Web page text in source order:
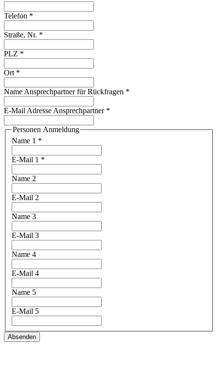
Telefon *
Straße, Nr. *
PLZ *
Ort *
Name Ansprechpartner für Rückfragen *
E-Mail Adresse Ansprechpartner *
Personen Anmeldung
Name 1 *
E-Mail 1 *
Name 2
E-Mail 2
Name 3
E-Mail 3
Name 4
E-Mail 4
Name 5
E-Mail 5
Absenden